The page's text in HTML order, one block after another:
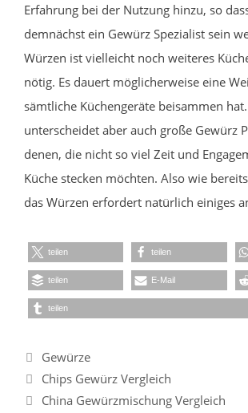
Erfahrung bei der Nutzung hinzu, so
demnächst ein Gewürz Spezialist sein
Würzen ist vielleicht noch weiteres
nötig. Es dauert möglicherweise eine
sämtliche Küchengeräte beisammen
unterscheidet aber auch große Gewürz
denen, die nicht so viel Zeit und
Küche stecken möchten. Also wie
das Würzen erfordert natürlich einiges
teilen teilen
teilen E-Mail
teilen
Kategorien
Gewürze
Chips Gewürz Vergleich
China Gewürzmischung Vergleich